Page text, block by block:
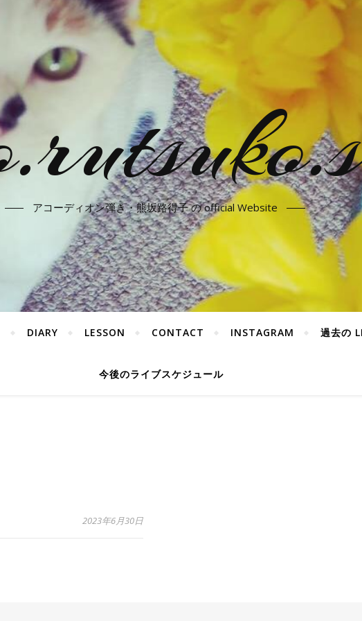
アコーディオン弾き・熊坂路得子 の official Website
DIARY LESSON CONTACT INSTAGRAM 過去の
今後のライブスケジュール
2023年6月30日